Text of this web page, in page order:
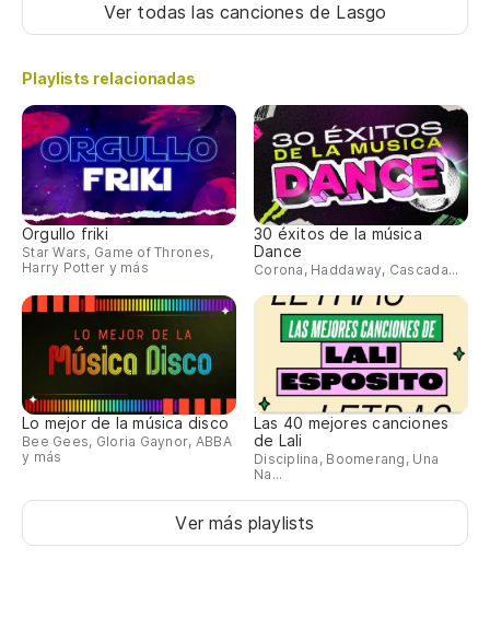
Ver todas las canciones de Lasgo
Playlists relacionadas
Orgullo friki
Star Wars, Game of Thrones,
Harry Potter y más
30 éxitos de la música
Dance
Corona, Haddaway, Cascada...
Lo mejor de la música disco
Bee Gees, Gloria Gaynor, ABBA
y más
Las 40 mejores canciones
de Lali
Disciplina, Boomerang, Una
Na...
Ver más playlists